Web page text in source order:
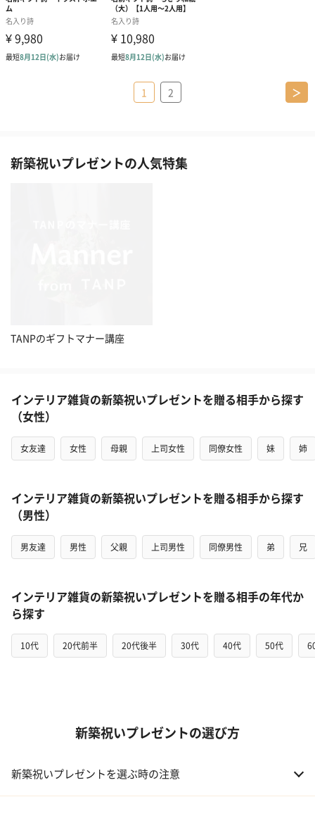
1 2 ＞
新築祝いプレゼントの人気特集
TANPのギフトマナー講座
インテリア雑貨の新築祝いプレゼントを贈る相手から探す
（女性）
女友達 女性 母親 上司女性 同僚女性 妹 姉
インテリア雑貨の新築祝いプレゼントを贈る相手から探す
（男性）
男友達 男性 父親 上司男性 同僚男性 弟 兄
インテリア雑貨の新築祝いプレゼントを贈る相手の年代か
ら探す
10代 20代前半 20代後半 30代 40代 50代
新築祝いプレゼントの選び方
新築祝いプレゼントを選ぶ時の注意